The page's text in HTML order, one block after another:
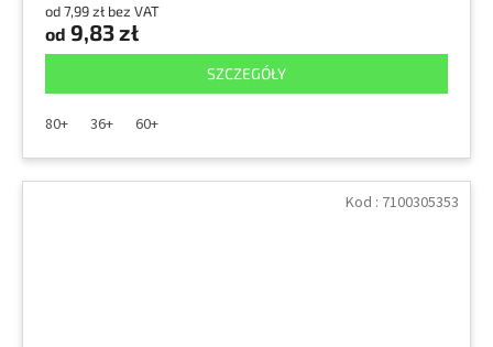
od 7,99 zł bez VAT
od 9,83 zł
SZCZEGÓŁY
80+ 36+ 60+
Kod : 7100305353